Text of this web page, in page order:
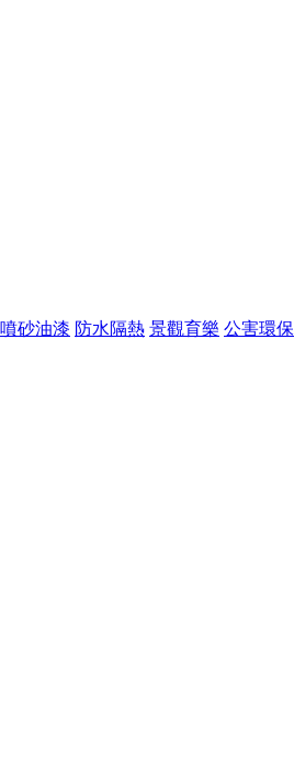
噴砂油漆 防水隔熱 景觀育樂 公害環保